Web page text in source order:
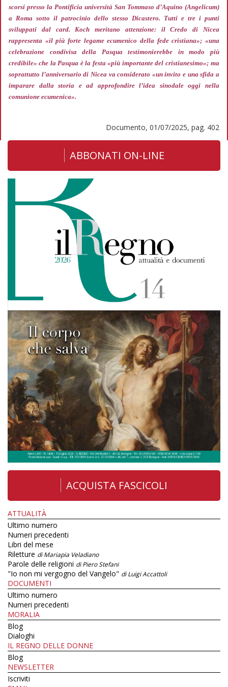
scorsi presso la Pontificia università San Tommaso d’Aquino (Angelicum)
a Roma sotto il patrocinio dello stesso Dicastero. Tutti e tre i punti
sviluppati dal card. Koch meritano attenzione: il Credo di Nicea
rappresenta «il più forte legame ecumenico della fede cristiana»; «una
celebrazione condivisa della Pasqua testimonierebbe in modo più
credibile»che la Pasqua è la festa«più importante del cristianesimo»; ma
soprattutto l’anniversario di Nicea va considerato «un invito e una sfida a
imparare dalla storia e ad approfondire l’idea sinodale oggi nella
comunione ecumenica».
Documento, 01/07/2025, pag. 402
ABBONATI ON-LINE
ACQUISTA FASCICOLI
ATTUALITÀ
Ultimo numero
Numeri precedenti
Libri del mese
Riletture di Mariapia Veladiano
Parole delle religioni di Piero Stefani
"Io non mi vergogno del Vangelo" di Luigi Accattoli
DOCUMENTI
Ultimo numero
Numeri precedenti
MORALIA
Blog
Dialoghi
IL REGNO DELLE DONNE
Blog
NEWSLETTER
Iscriviti